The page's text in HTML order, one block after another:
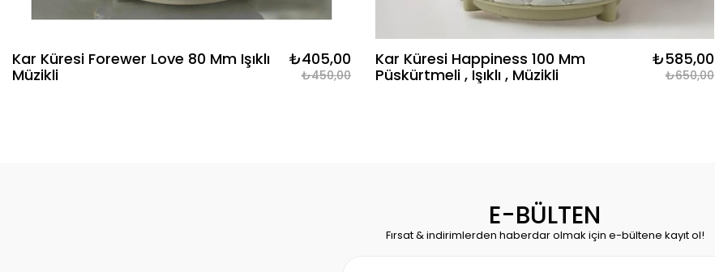
Kar Küresi Forewer Love 80 Mm Işıklı
Müzikli
₺405,00
₺450,00
Kar Küresi Happiness 100 Mm
Püskürtmeli , Işıklı , Müzikli
₺585,00
₺650,00
E-BÜLTEN
Fırsat & indirimlerden haberdar olmak için e-bültene kayıt ol!